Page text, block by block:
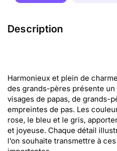
Description
Harmonieux et plein de
des grands-pères présente
visages de papas, de grands-
empreintes de pas. Les
rose, le bleu et le gris,
et joyeuse. Chaque détail
l’on souhaite transmettre à